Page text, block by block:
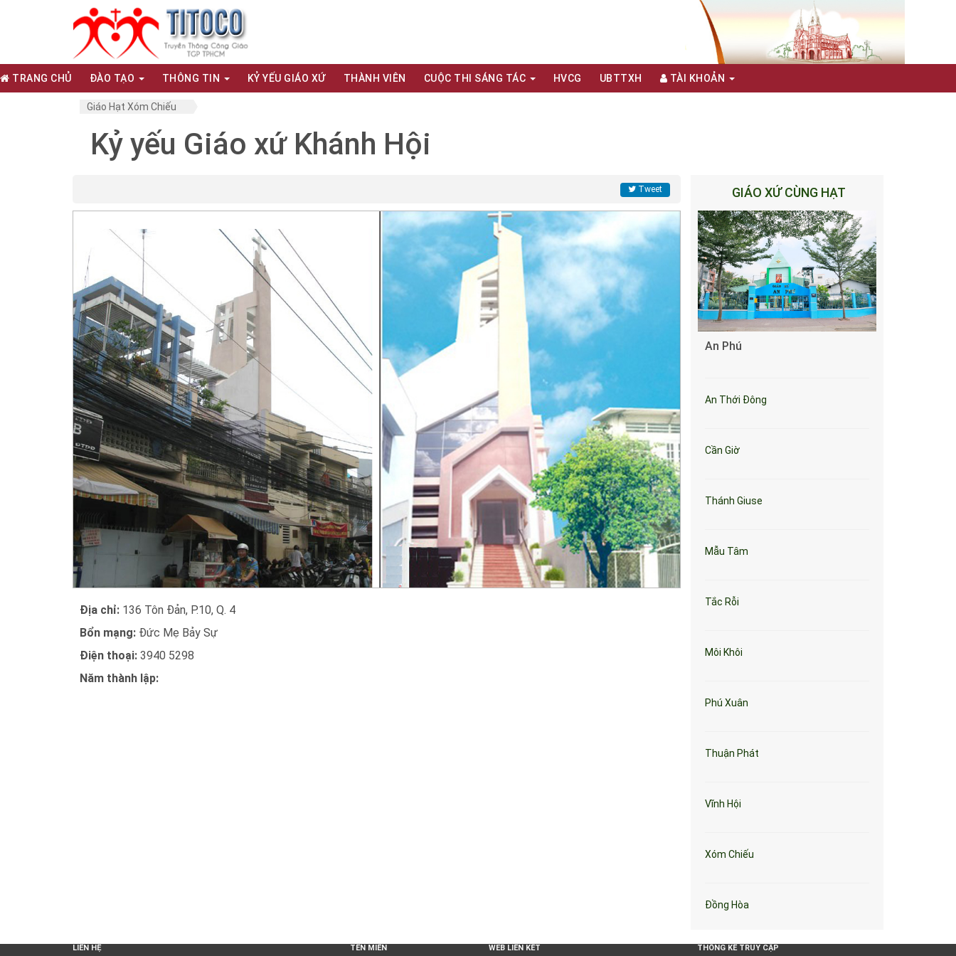
TRANG CHỦ ĐÀO TẠO THÔNG TIN KỶ YẾU GIÁO XỨ THÀNH VIÊN CUỘC THI SÁNG TÁC HVCG UBTTXH TÀI KHOẢN
Giáo Hạt Xóm Chiếu
Kỷ yếu Giáo xứ Khánh Hội
Tweet
Địa chỉ: 136 Tôn Đản, P.10, Q. 4
Bổn mạng: Đức Mẹ Bảy Sự
Điện thoại: 3940 5298
Năm thành lập:
GIÁO XỨ CÙNG HẠT
An Phú
An Thới Đông
Cần Giờ
Thánh Giuse
Mẫu Tâm
Tắc Rỗi
Môi Khôi
Phú Xuân
Thuận Phát
Vĩnh Hội
Xóm Chiếu
Đồng Hòa
LIÊN HỆ TÊN MIỀN WEB LIÊN KẾT THỐNG KÊ TRUY CẬP